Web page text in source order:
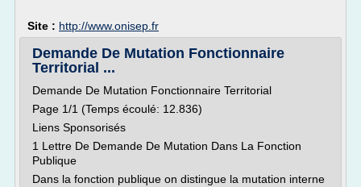
Site : http://www.onisep.fr
Demande De Mutation Fonctionnaire
Territorial ...
Demande De Mutation Fonctionnaire Territorial
Page 1/1 (Temps écoulé: 12.836)
Liens Sponsorisés
1 Lettre De Demande De Mutation Dans La Fonction
Publique
Dans la fonction publique on distingue la mutation interne